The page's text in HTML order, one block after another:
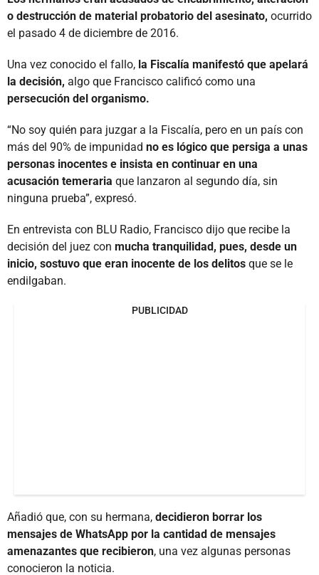
o destrucción de material probatorio del asesinato, ocurrido
el pasado 4 de diciembre de 2016.
Una vez conocido el fallo, la Fiscalía manifestó que apelará
la decisión, algo que Francisco calificó como una
persecución del organismo.
“No soy quién para juzgar a la Fiscalía, pero en un país con
más del 90% de impunidad no es lógico que persiga a unas
personas inocentes e insista en continuar en una
acusación temeraria que lanzaron al segundo día, sin
ninguna prueba”, expresó.
En entrevista con BLU Radio, Francisco dijo que recibe la
decisión del juez con mucha tranquilidad, pues, desde un
inicio, sostuvo que eran inocente de los delitos que se le
endilgaban.
PUBLICIDAD
Añadió que, con su hermana, decidieron borrar los
mensajes de WhatsApp por la cantidad de mensajes
amenazantes que recibieron, una vez algunas personas
conocieron la noticia.